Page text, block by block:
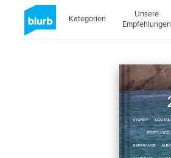
Kategorien
Unsere
Empfehlungen